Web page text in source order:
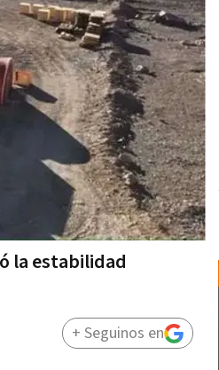
la estabilidad
+ Seguinos en